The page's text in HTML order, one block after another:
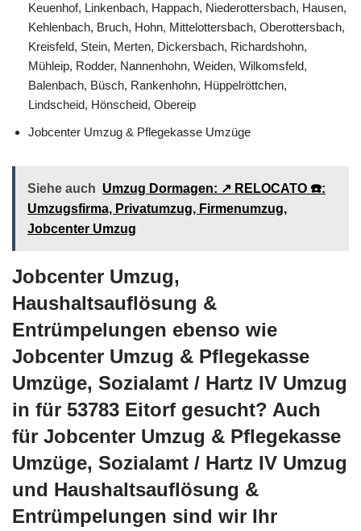
Keuenhof, Linkenbach, Happach, Niederottersbach, Hausen,
Kehlenbach, Bruch, Hohn, Mittelottersbach, Oberottersbach,
Kreisfeld, Stein, Merten, Dickersbach, Richardshohn,
Mühleip, Rodder, Nannenhohn, Weiden, Wilkomsfeld,
Balenbach, Büsch, Rankenhohn, Hüppelröttchen,
Lindscheid, Hönscheid, Obereip
Jobcenter Umzug & Pflegekasse Umzüge
Siehe auch Umzug Dormagen: ↗️ RELOCATO ☎️:
Umzugsfirma, Privatumzug, Firmenumzug,
Jobcenter Umzug
Jobcenter Umzug,
Haushaltsauflösung &
Entrümpelungen ebenso wie
Jobcenter Umzug & Pflegekasse
Umzüge, Sozialamt / Hartz IV Umzug
in für 53783 Eitorf gesucht? Auch
für Jobcenter Umzug & Pflegekasse
Umzüge, Sozialamt / Hartz IV Umzug
und Haushaltsauflösung &
Entrümpelungen sind wir Ihr